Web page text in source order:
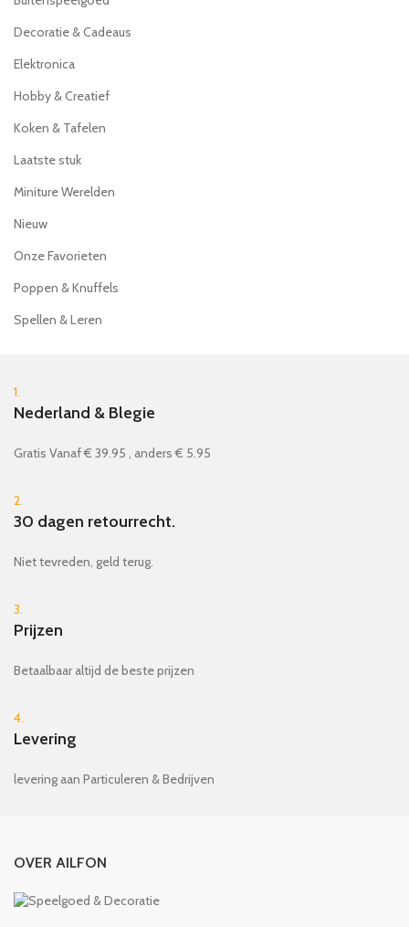
Decoratie & Cadeaus
Elektronica
Hobby & Creatief
Koken & Tafelen
Laatste stuk
Miniture Werelden
Nieuw
Onze Favorieten
Poppen & Knuffels
Spellen & Leren
1.
Nederland & Blegie
Gratis Vanaf € 39.95 , anders € 5.95
2.
30 dagen retourrecht.
Niet tevreden, geld terug.
3.
Prijzen
Betaalbaar altijd de beste prijzen
4.
Levering
levering aan Particuleren & Bedrijven
OVER AILFON